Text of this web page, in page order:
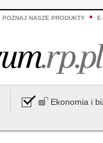
POZNAJ NASZE PRODUKTY
Ekonomia i